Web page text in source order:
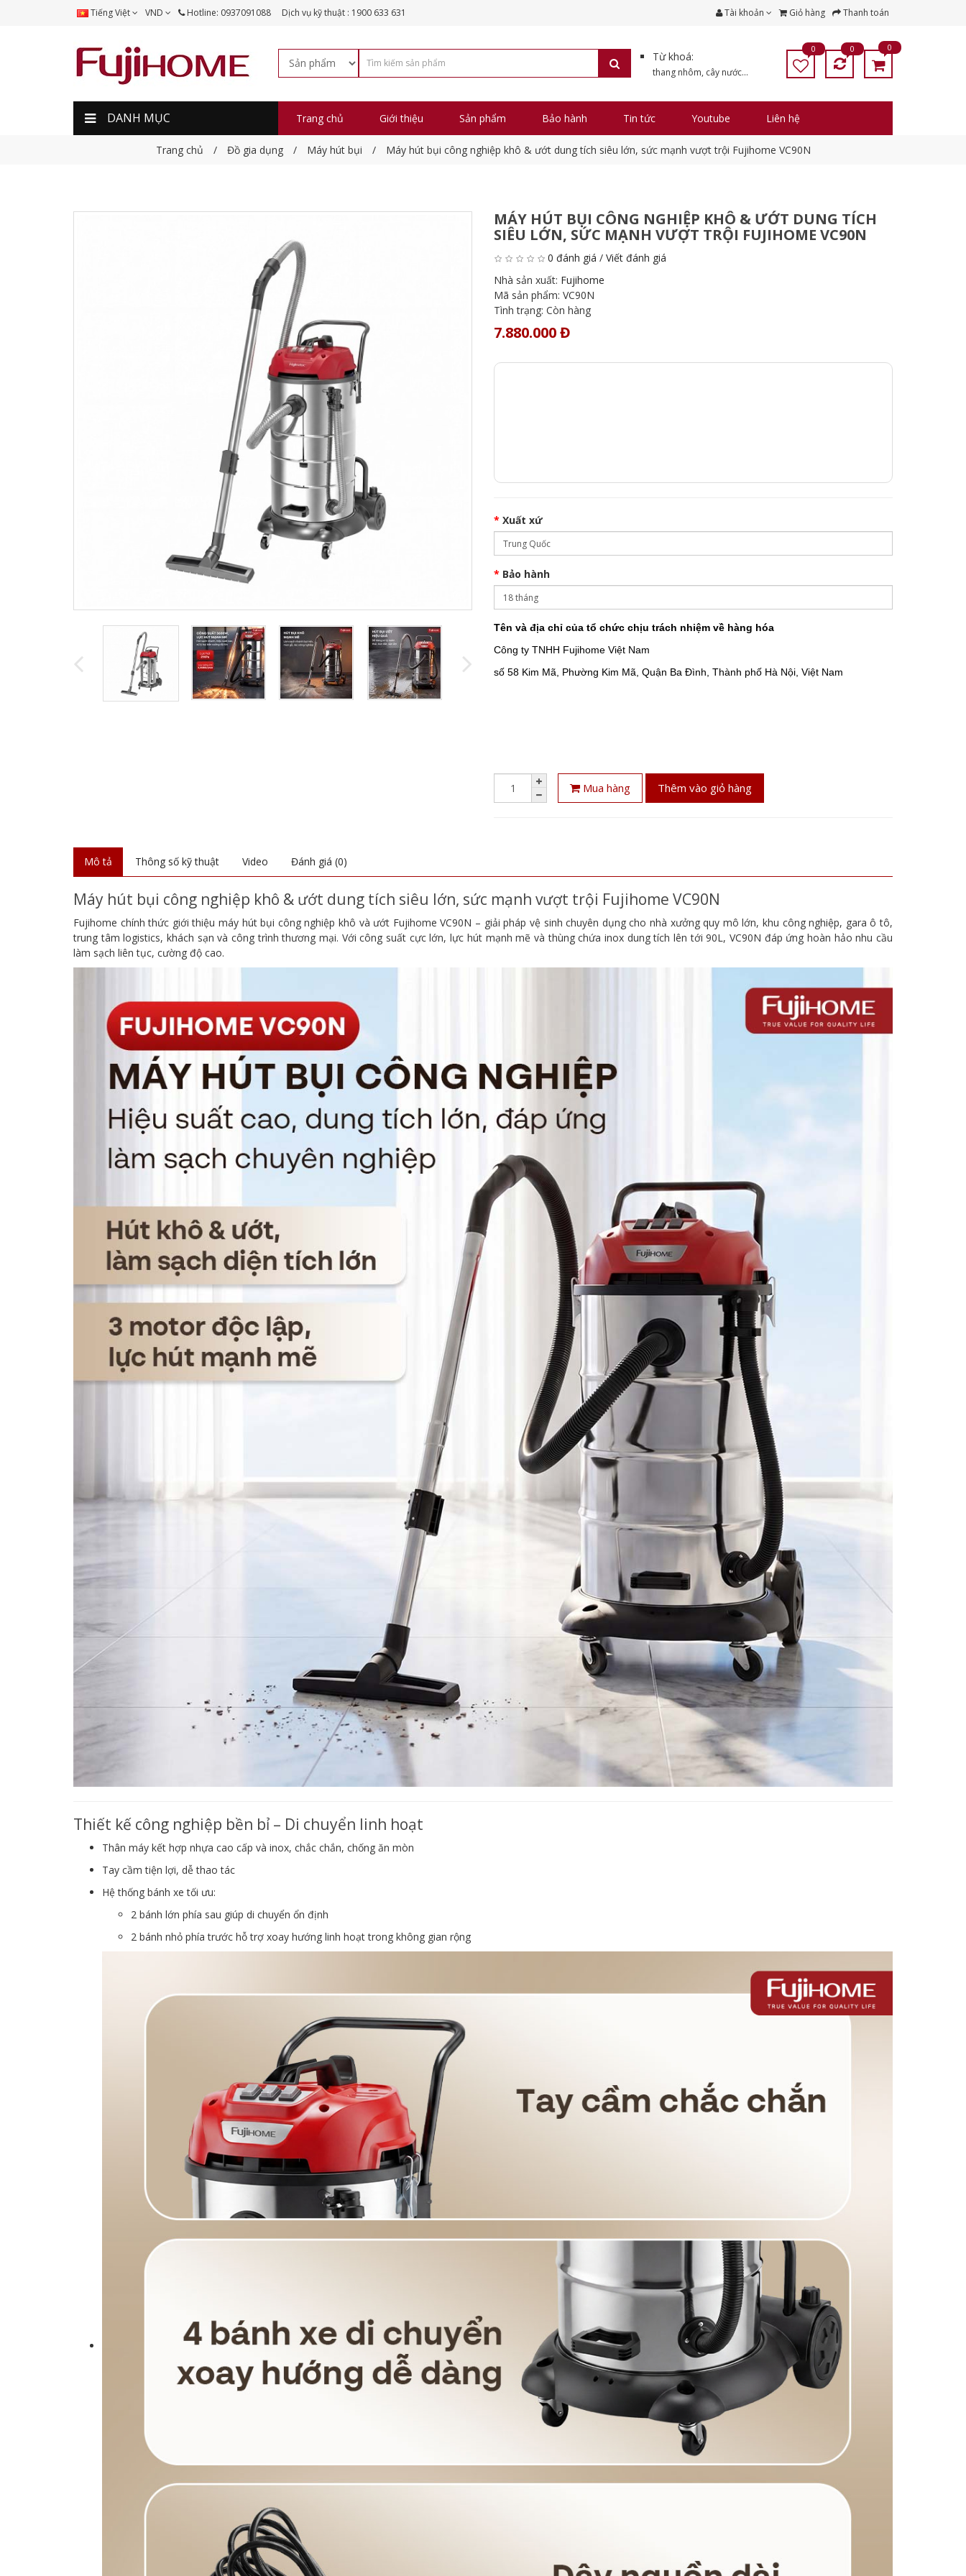
Tiếng Việt VND Hotline: 0937091088 Dịch vụ kỹ thuật : 1900 633 631 Tài khoản Giỏ hàng Thanh toán
Từ khoá:
thang nhôm, cây nước...
0 0 0
DANH MỤC Trang chủ Giới thiệu Sản phẩm Bảo hành Tin tức Youtube Liên hệ
Trang chủ Đồ gia dụng Máy hút bụi Máy hút bụi công nghiệp khô & ướt dung tích siêu lớn, sức mạnh vượt trội Fujihome VC90N
MÁY HÚT BỤI CÔNG NGHIỆP KHÔ & ƯỚT DUNG TÍCH
SIÊU LỚN, SỨC MẠNH VƯỢT TRỘI FUJIHOME VC90N
0 đánh giá / Viết đánh giá
Nhà sản xuất: Fujihome
Mã sản phẩm: VC90N
Tình trạng: Còn hàng
7.880.000 Đ
Xuất xứ
Bảo hành
Tên và địa chỉ của tổ chức chịu trách nhiệm về hàng hóa
Công ty TNHH Fujihome Việt Nam
số 58 Kim Mã, Phường Kim Mã, Quận Ba Đình, Thành phố Hà Nội, Việt Nam
Mua hàng Thêm vào giỏ hàng
Mô tả Thông số kỹ thuật Video Đánh giá (0)
Máy hút bụi công nghiệp khô & ướt dung tích siêu lớn, sức mạnh vượt trội Fujihome VC90N
Fujihome chính thức giới thiệu máy hút bụi công nghiệp khô và ướt Fujihome VC90N – giải pháp vệ sinh chuyên dụng cho nhà xưởng quy mô lớn, khu công nghiệp, gara ô tô,
trung tâm logistics, khách sạn và công trình thương mại. Với công suất cực lớn, lực hút mạnh mẽ và thùng chứa inox dung tích lên tới 90L, VC90N đáp ứng hoàn hảo nhu cầu
làm sạch liên tục, cường độ cao.
Thiết kế công nghiệp bền bỉ – Di chuyển linh hoạt
Thân máy kết hợp nhựa cao cấp và inox, chắc chắn, chống ăn mòn
Tay cầm tiện lợi, dễ thao tác
Hệ thống bánh xe tối ưu:
2 bánh lớn phía sau giúp di chuyển ổn định
2 bánh nhỏ phía trước hỗ trợ xoay hướng linh hoạt trong không gian rộng